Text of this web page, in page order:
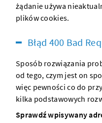
żądanie używa
plików cookies.
Błąd 400 Bad
Sposób rozwiązania
od tego, czym jest on
więc pewności co do
kilka podstawowych
Sprawdź wpisywany